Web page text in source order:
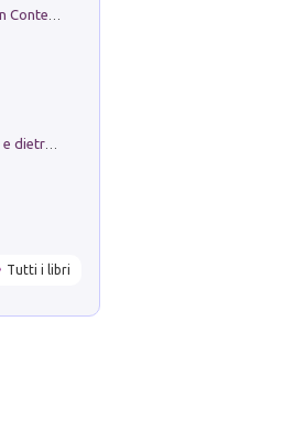
in alto! Livello A1. Con CD-Audio. Con Contenuto digitale per accesso on line
Tutti i libri